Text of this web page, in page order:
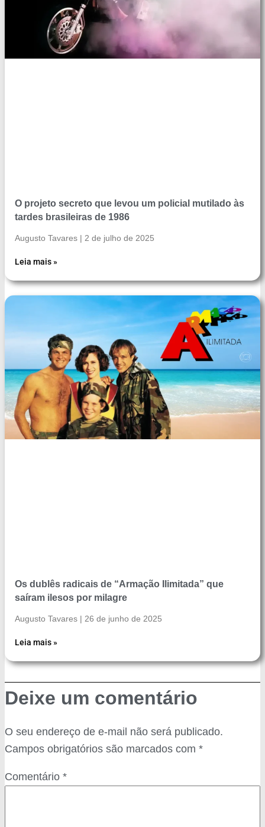
O projeto secreto que levou um policial mutilado às
tardes brasileiras de 1986
Augusto Tavares 2 de julho de 2025
Leia mais »
Os dublês radicais de “Armação Ilimitada” que
saíram ilesos por milagre
Augusto Tavares 26 de junho de 2025
Leia mais »
Deixe um comentário
O seu endereço de e-mail não será publicado.
Campos obrigatórios são marcados com *
Comentário *